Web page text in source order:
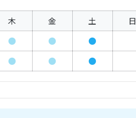
木 金 土 日
● ● ●
● ● ●